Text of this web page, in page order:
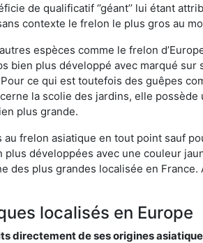
de qualificatif ‘’géant’’ lui étant
contexte le frelon le plus gros au
espèces comme le frelon
bien plus développé avec marqué
ce qui est toutefois des guêpes
la scolie des jardins, elle
plus grande.
frelon asiatique en tout point sauf
développées avec une couleur
des plus grandes localisée en
localisés en Europe
directement de ses origines